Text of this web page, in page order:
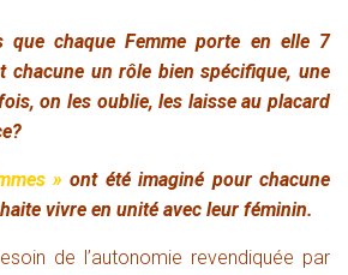
chaque Femme porte en elle 7
chacune un rôle bien spécifique, une
on les oublie, les laisse au placard
» ont été imaginé pour chacune
vivre en unité avec leur féminin.
de l’autonomie revendiquée par